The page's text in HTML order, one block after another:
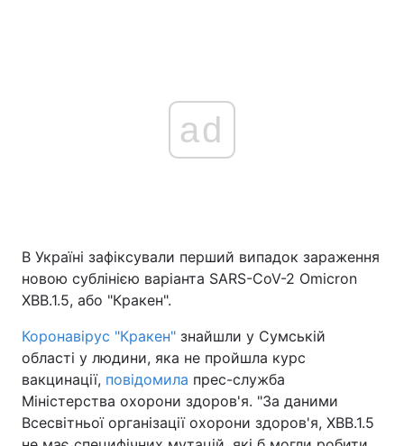
ad
В Україні зафіксували перший випадок зараження
новою сублінією варіанта SARS-CoV-2 Omicron
XBB.1.5, або "Кракен".
Коронавірус "Кракен" знайшли у Сумській
області у людини, яка не пройшла курс
вакцинації, повідомила прес-служба
Міністерства охорони здоров'я. "За даними
Всесвітньої організації охорони здоров'я, XBB.1.5